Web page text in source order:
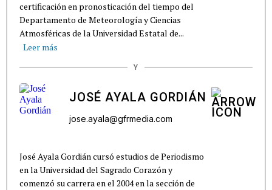
certificación en pronosticación del tiempo del
Departamento de Meteorología y Ciencias
Atmosféricas de la Universidad Estatal de...
Leer más
Y
JOSÉ AYALA GORDIÁN
jose.ayala@gfrmedia.com
José Ayala Gordián cursó estudios de Periodismo
en la Universidad del Sagrado Corazón y
comenzó su carrera en el 2004 en la sección de